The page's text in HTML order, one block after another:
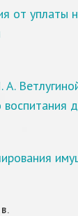
от уплаты